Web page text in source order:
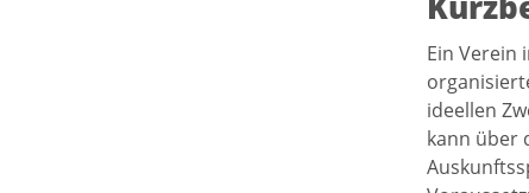
Ein Verein
ideellen
kann über